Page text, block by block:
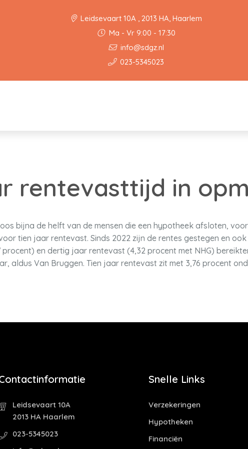
Leidsevaart 10A , 2013 HA, Haarlem
Ma - Vr 9:00 - 17:30
info@sdgz.nl
023-5345023
rentevasttijd in
bijna de helft van de mensen die een hypotheek afsloten,
tien jaar rentevast. Sinds 2022 zijn de rentes gestegen en
procent) en dertig jaar rentevast (4,32 procent met NHG)
aldus Van Bruggen. Tien jaar rentevast zit met 3,76 procent
Leidsevaart 10A
2013 HA Haarlem
023-5345023
Snelle Links
Verzekeringen
Hypotheken
Financiën